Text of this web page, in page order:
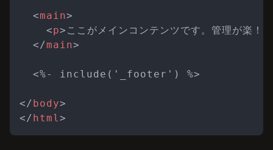
<main>
<p> ここがメインコンテンツです。管理が楽！
</main>
  <%- include('_footer') %>
</body>
</html>